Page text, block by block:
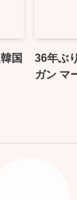
国
36年ぶ
ガン マ